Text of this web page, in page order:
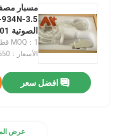
الصوتية SH-101
MOQ：1 قطعة
الأسعار：USD650
افضل سعر
عرض